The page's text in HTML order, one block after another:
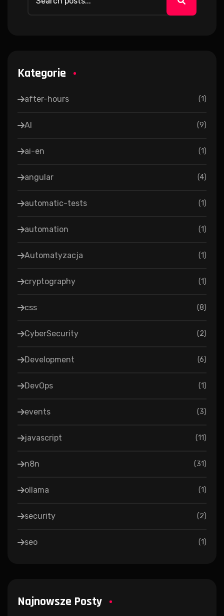
Kategorie
after-hours (1)
AI (9)
ai-en (1)
angular (4)
automatic-tests (1)
automation (1)
Automatyzacja (1)
cryptography (1)
css (8)
CyberSecurity (2)
Development (6)
DevOps (1)
events (3)
javascript (11)
n8n (31)
ollama (1)
security (2)
seo (1)
Najnowsze Posty